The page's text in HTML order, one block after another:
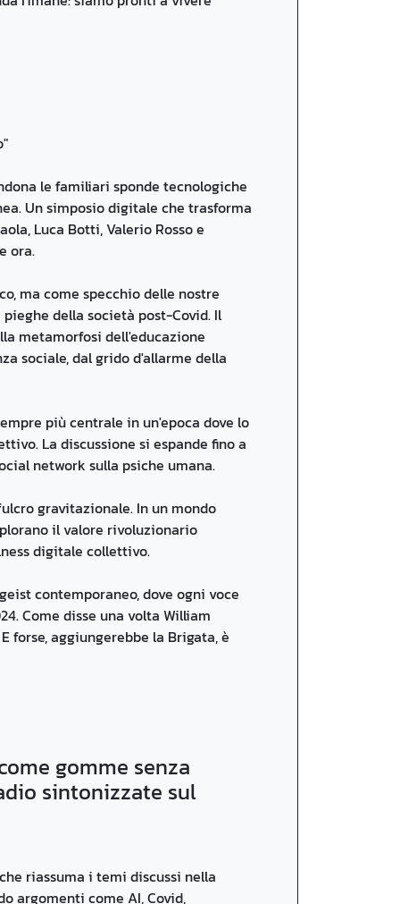
le familiari sponde tecnologiche
Un simposio digitale che trasforma
Luca Botti, Valerio Rosso e
ora.
ma come specchio delle nostre
della società post-Covid. Il
metamorfosi dell'educazione
sociale, dal grido d'allarme della
più centrale in un'epoca dove lo
La discussione si espande fino a
network sulla psiche umana.
gravitazionale. In un mondo
il valore rivoluzionario
digitale collettivo.
contemporaneo, dove ogni voce
Come disse una volta William
forse, aggiungerebbe la Brigata, è
gomme senza
sintonizzate sul
riassuma i temi discussi nella
argomenti come AI, Covid,